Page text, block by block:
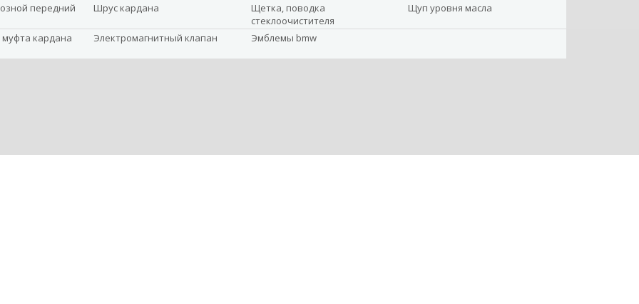
передний Шрус кардана
Щетка, поводка
стеклоочистителя
Щуп уровня масла
муфта кардана Электромагнитный клапан Эмблемы bmw